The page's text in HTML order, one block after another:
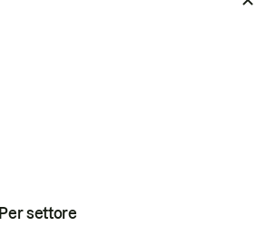
Per settore